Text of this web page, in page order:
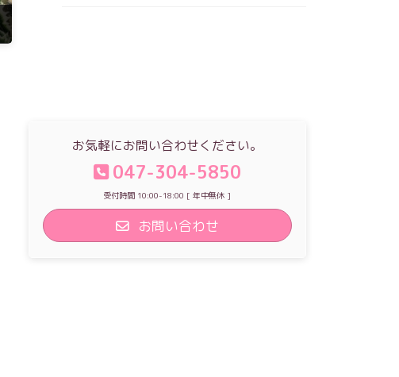
お気軽にお問い合わせください。
047-304-5850
受付時間 10:00-18:00 [ 年中無休 ]
お問い合わせ